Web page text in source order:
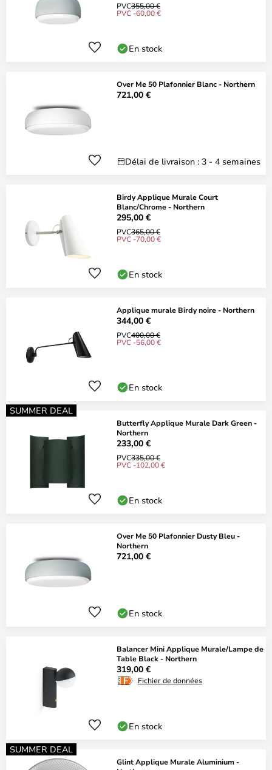
PVC355,00 €
PVC -60,00 €
En stock
Over Me 50 Plafonnier Blanc - Northern
721,00 €
Délai de livraison : 3 - 4 semaines
Birdy Applique Murale Court
Blanc/Chrome - Northern
295,00 €
PVC365,00 €
PVC -70,00 €
En stock
Applique murale Birdy noire - Northern
344,00 €
PVC400,00 €
PVC -56,00 €
En stock
SUMMER DEAL
Butterfly Applique Murale Dark Green -
Northern
233,00 €
PVC335,00 €
PVC -102,00 €
En stock
Over Me 50 Plafonnier Dusty Bleu -
Northern
721,00 €
En stock
Balancer Mini Applique Murale/Lampe de
Table Black - Northern
319,00 €
Fichier de données
En stock
SUMMER DEAL
Glint Applique Murale Aluminium -